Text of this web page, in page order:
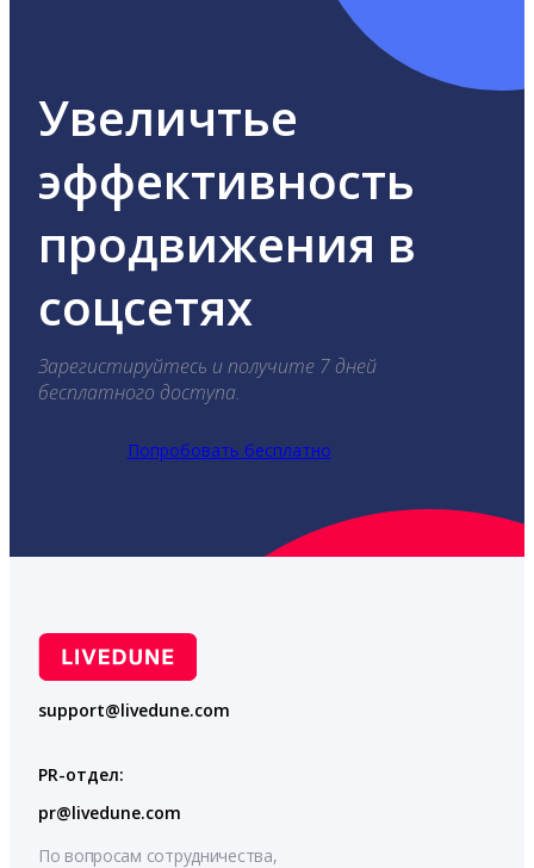
Увеличтье
эффективность
продвижения в
соцсетях
Зарегистируйтесь и получите 7 дней
бесплатного доступа.
Попробовать бесплатно
support@livedune.com
PR-отдел:
pr@livedune.com
По вопросам сотрудничества,